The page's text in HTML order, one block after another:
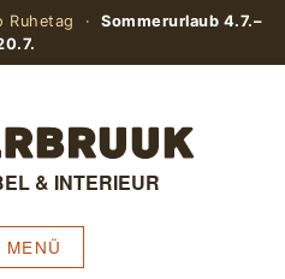
Ruhetag ·Sommerurlaub 4.7.–
& INTERIEUR
MENÜ